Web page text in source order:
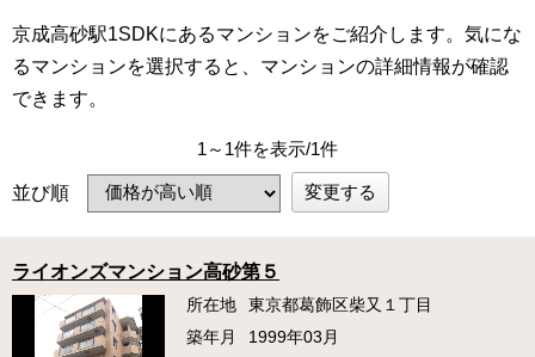
京成高砂駅1SDKにあるマンションをご紹介します。気にな
るマンションを選択すると、マンションの詳細情報が確認
できます。
1～1件を表示/1件
並び順 変更する
ライオンズマンション高砂第５
所在地
東京都葛飾区柴又１丁目
築年月
1999年03月